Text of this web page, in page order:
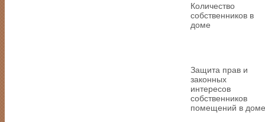
Количество
собственников в
доме
Защита прав и
законных
интересов
собственников
помещений в доме